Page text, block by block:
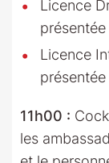
Licence
Licence
11h00 :
les